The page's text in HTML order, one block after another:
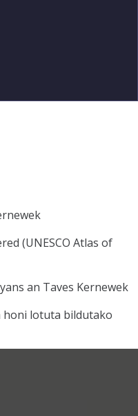
(UNESCO Atlas of
an Taves Kernewek
honi lotuta bildutako